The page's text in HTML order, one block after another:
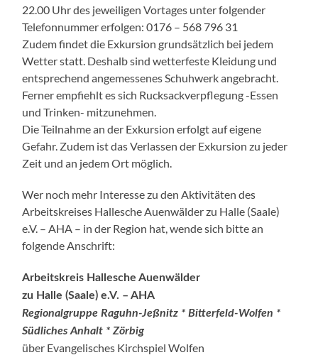
22.00 Uhr des jeweiligen Vortages unter folgender
Telefonnummer erfolgen: 0176 – 568 796 31
Zudem findet die Exkursion grundsätzlich bei jedem
Wetter statt. Deshalb sind wetterfeste Kleidung und
entsprechend angemessenes Schuhwerk angebracht.
Ferner empfiehlt es sich Rucksackverpflegung -Essen
und Trinken- mitzunehmen.
Die Teilnahme an der Exkursion erfolgt auf eigene
Gefahr. Zudem ist das Verlassen der Exkursion zu jeder
Zeit und an jedem Ort möglich.
Wer noch mehr Interesse zu den Aktivitäten des
Arbeitskreises Hallesche Auenwälder zu Halle (Saale)
e.V. – AHA – in der Region hat, wende sich bitte an
folgende Anschrift:
Arbeitskreis Hallesche Auenwälder
zu Halle (Saale) e.V. – AHA
Regionalgruppe Raguhn-Jeßnitz * Bitterfeld-Wolfen *
Südliches Anhalt * Zörbig
über Evangelisches Kirchspiel Wolfen